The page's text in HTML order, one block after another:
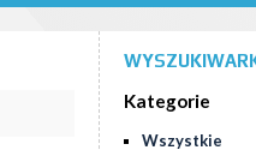
Kategorie
Wszystkie